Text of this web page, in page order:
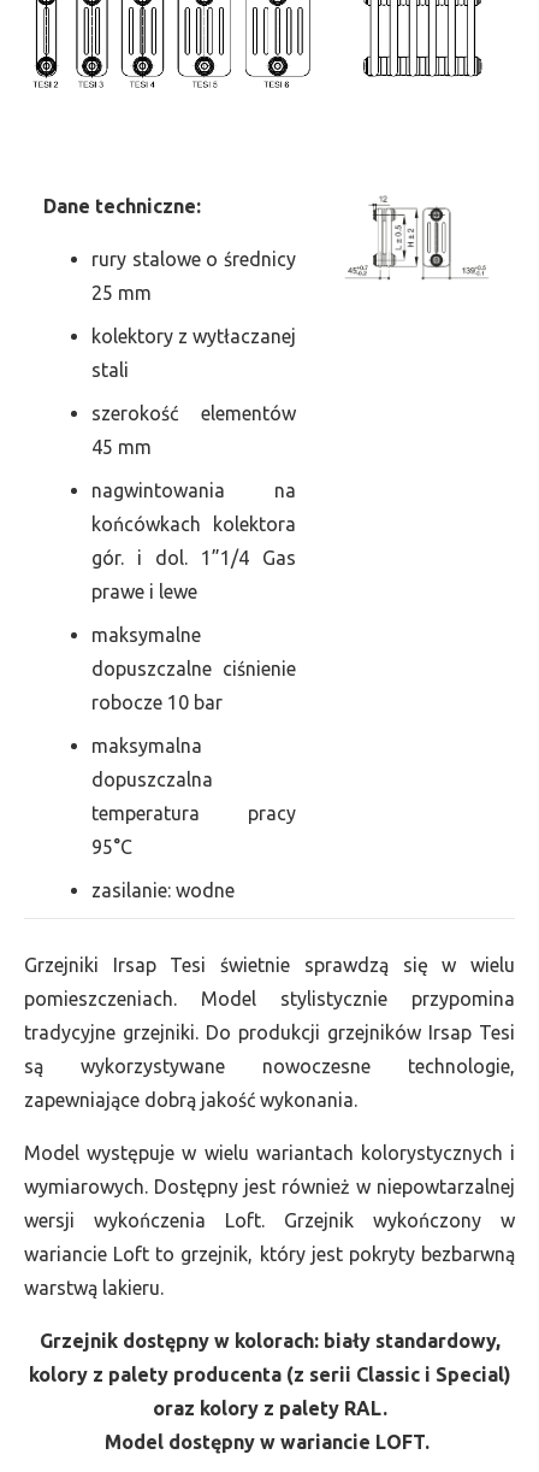
Dane techniczne:
rury stalowe o średnicy
25 mm
kolektory z wytłaczanej
stali
szerokość elementów
45 mm
nagwintowania na
końcówkach kolektora
gór. i dol. 1”1/4 Gas
prawe i lewe
maksymalne
dopuszczalne ciśnienie
robocze 10 bar
maksymalna
dopuszczalna
temperatura pracy
95°C
zasilanie: wodne
Grzejniki Irsap Tesi świetnie sprawdzą się w wielu
pomieszczeniach. Model stylistycznie przypomina
tradycyjne grzejniki. Do produkcji grzejników Irsap Tesi
są wykorzystywane nowoczesne technologie,
zapewniające dobrą jakość wykonania.
Model występuje w wielu wariantach kolorystycznych i
wymiarowych. Dostępny jest również w niepowtarzalnej
wersji wykończenia Loft. Grzejnik wykończony w
wariancie Loft to grzejnik, który jest pokryty bezbarwną
warstwą lakieru.
Grzejnik dostępny w kolorach: biały standardowy,
kolory z palety producenta (z serii Classic i Special)
oraz kolory z palety RAL.
Model dostępny w wariancie LOFT.